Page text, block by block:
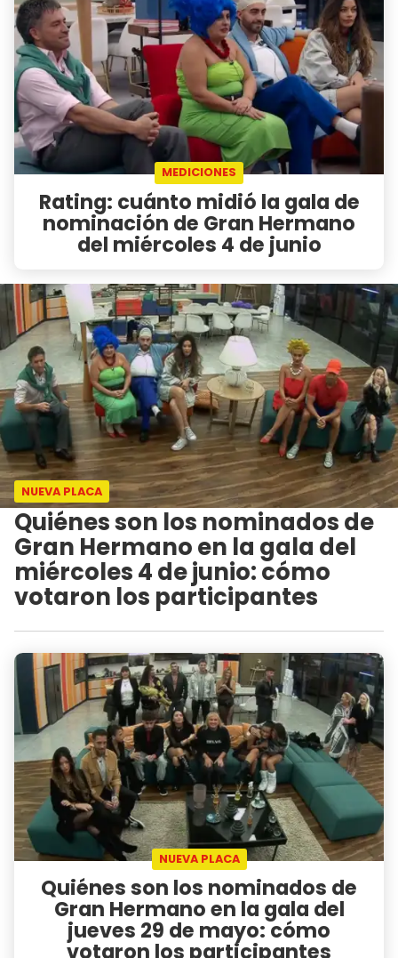
MEDICIONES
Rating: cuánto midió la gala de
nominación de Gran Hermano
del miércoles 4 de junio
NUEVA PLACA
Quiénes son los nominados de
Gran Hermano en la gala del
miércoles 4 de junio: cómo
votaron los participantes
NUEVA PLACA
Quiénes son los nominados de
Gran Hermano en la gala del
jueves 29 de mayo: cómo
votaron los participantes